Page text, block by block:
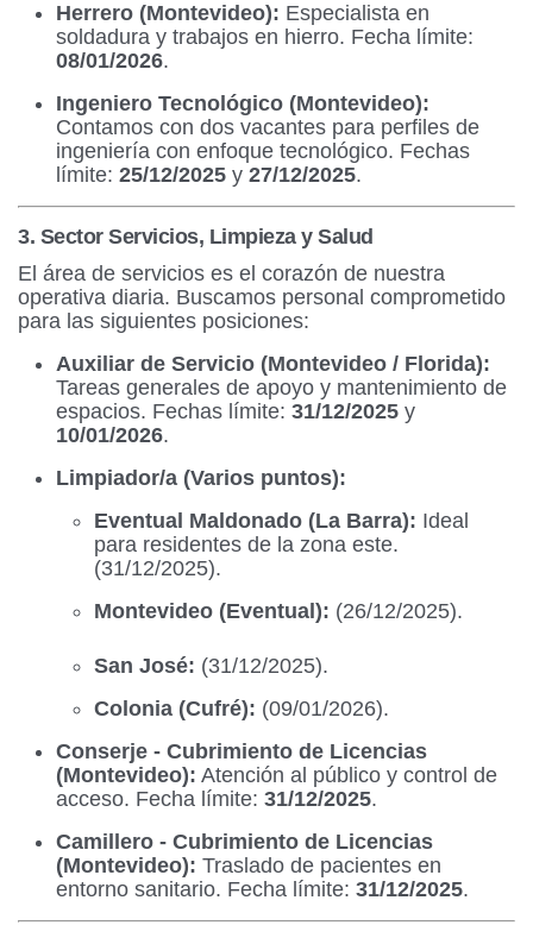
Herrero (Montevideo): Especialista en
soldadura y trabajos en hierro. Fecha límite:
08/01/2026.
Ingeniero Tecnológico (Montevideo):
Contamos con dos vacantes para perfiles de
ingeniería con enfoque tecnológico. Fechas
límite: 25/12/2025 y 27/12/2025.
3. Sector Servicios, Limpieza y Salud
El área de servicios es el corazón de nuestra
operativa diaria. Buscamos personal comprometido
para las siguientes posiciones:
Auxiliar de Servicio (Montevideo / Florida):
Tareas generales de apoyo y mantenimiento de
espacios. Fechas límite: 31/12/2025 y
10/01/2026.
Limpiador/a (Varios puntos):
Eventual Maldonado (La Barra): Ideal
para residentes de la zona este.
(31/12/2025).
Montevideo (Eventual): (26/12/2025).
San José: (31/12/2025).
Colonia (Cufré): (09/01/2026).
Conserje - Cubrimiento de Licencias
(Montevideo): Atención al público y control de
acceso. Fecha límite: 31/12/2025.
Camillero - Cubrimiento de Licencias
(Montevideo): Traslado de pacientes en
entorno sanitario. Fecha límite: 31/12/2025.